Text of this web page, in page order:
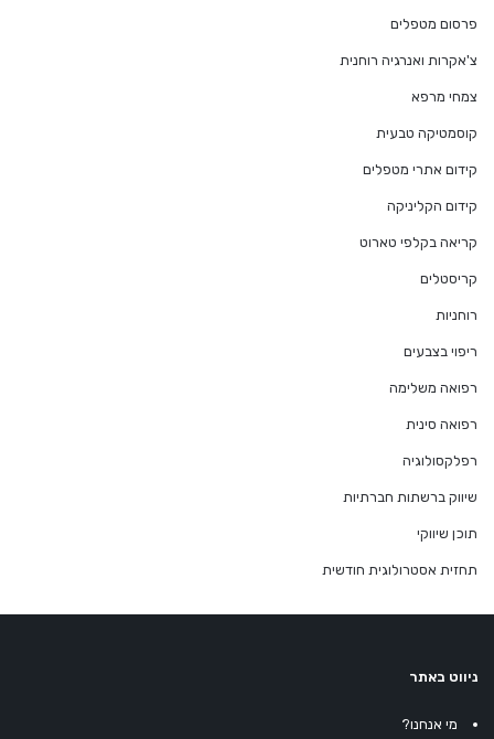
פרסום מטפלים
צ'אקרות ואנרגיה רוחנית
צמחי מרפא
קוסמטיקה טבעית
קידום אתרי מטפלים
קידום הקליניקה
קריאה בקלפי טארוט
קריסטלים
רוחניות
ריפוי בצבעים
רפואה משלימה
רפואה סינית
רפלקסולוגיה
שיווק ברשתות חברתיות
תוכן שיווקי
תחזית אסטרולוגית חודשית
ניווט באתר
מי אנחנו?